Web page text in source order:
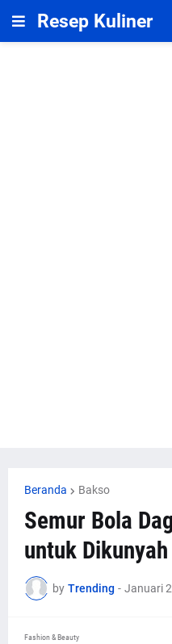
Resep Kuliner
Beranda Bakso
Semur Bola
untuk Dikunyah
by Trending - Januari
Fashion & Beauty